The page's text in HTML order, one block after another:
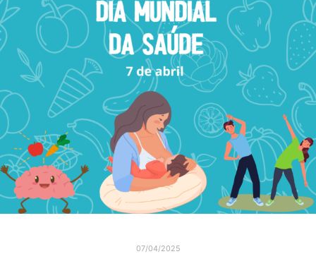
07/04/2025